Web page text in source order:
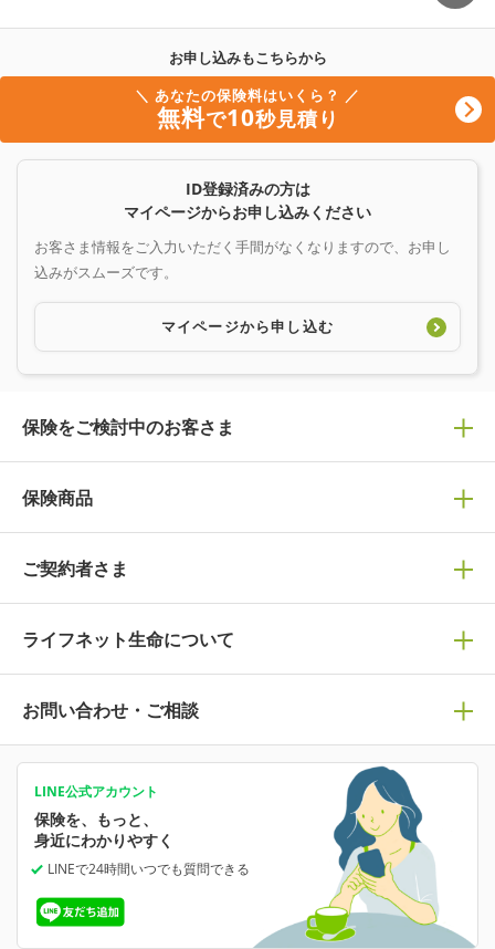
お申し込みもこちらから
＼ あなたの保険料はいくら？ ／
無料で10秒見積り
ID登録済みの方は
マイページからお申し込みください
お客さま情報をご入力いただく手間がなくなりますので、お申し
込みがスムーズです。
マイページから申し込む
保険をご検討中のお客さま
保険の選び方
保険選びで迷っている方はチェック！
保険の基礎知識や選び方を解説！
人生のステージに必要な保険がわかる！
保険ジャンバラヤ
あなたの人生と保険選びのためのWebメディア
選ばれる理由・評判
ライフネット生命の特長
ライフネット生命が選ばれる理由がわかる！
保険商品
保険商品一覧
万が一に備える
病気や手術に備える
がん保険
がんに備える
女性保険
女性特有の病気に備える
就業不能保険
就業不能状態に備える
ご契約者さま
マイページログイン
ご契約内容の確認
お客さま情報の確認・変更
保険料の支払い方法の変更
受取人・指定代理請求人の変更
中断したお申し込みの再開
お申し込み後の状況確認
減額・解約・追加契約の申し込み など
ライフネット生命について
ライフネット生命についてトップ
会社情報
業績・財務情報
保険金等の支払状況
お問い合わせ・ご相談
保険相談サービス
よくあるご質問
LINE公式アカウント
保険を、もっと、
身近にわかりやすく
LINEで24時間いつでも質問できる